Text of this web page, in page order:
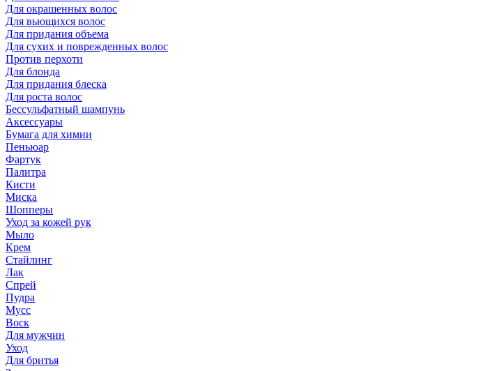
Для окрашенных волос
Для вьющихся волос
Для придания объема
Для сухих и поврежденных волос
Против перхоти
Для блонда
Для придания блеска
Для роста волос
Бессульфатный шампунь
Аксессуары
Бумага для химии
Пеньюар
Фартук
Палитра
Кисти
Миска
Шопперы
Уход за кожей рук
Мыло
Крем
Стайлинг
Лак
Спрей
Пудра
Мусс
Воск
Для мужчин
Уход
Для бритья